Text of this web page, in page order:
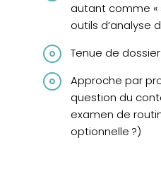
autant comme «
outils d’analyse
Tenue de
Approche par
question du
examen de
optionnelle ?)